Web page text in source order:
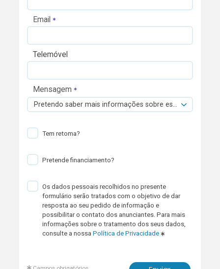
Email
Telemóvel
Mensagem
Pretendo saber mais informações sobre esta viatura.
Tem retoma?
Pretende financiamento?
Os dados pessoais recolhidos no presente
formulário serão tratados com o objetivo de dar
resposta ao seu pedido de informação e
possibilitar o contato dos anunciantes. Para mais
informações sobre o tratamento dos seus dados,
consulte a nossaPolítica de Privacidade